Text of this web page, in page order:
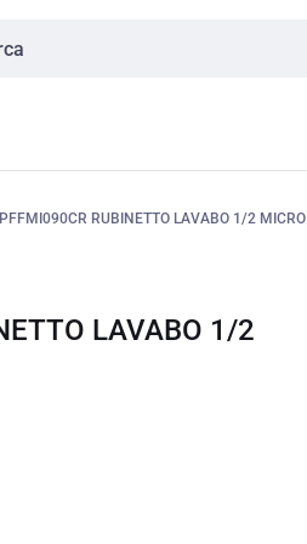
PFFMI090CR RUBINETTO LAVABO 1/2 MICRO
LAVABO 1/2